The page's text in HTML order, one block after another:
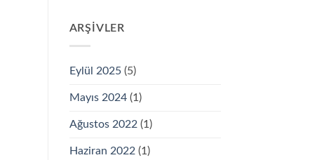
ARŞIVLER
Eylül 2025(5)
Mayıs 2024(1)
Ağustos 2022 (1)
Haziran 2022 (1)